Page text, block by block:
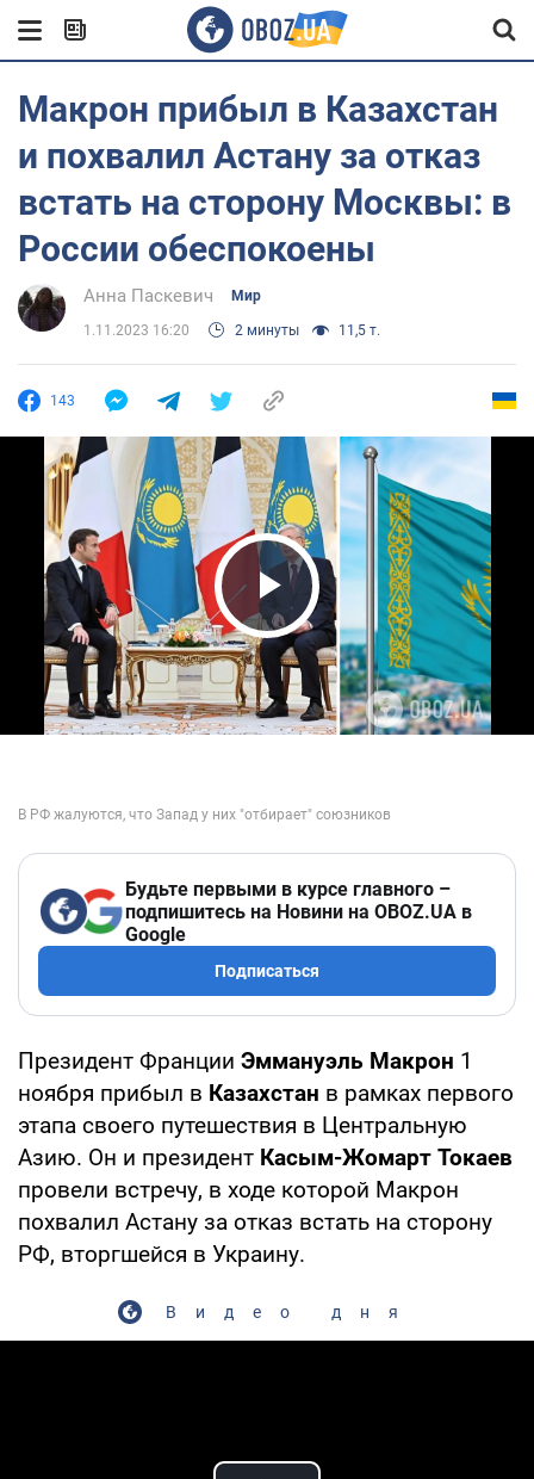
Макрон прибыл в Казахстан
и похвалил Астану за отказ
встать на сторону Москвы: в
России обеспокоены
Анна Паскевич Мир
1.11.2023 16:20 2 минуты 11,5 т.
143
Play Video
Будьте первыми в курсе главного –
подпишитесь на Новини на OBOZ.UA в
Google
Подписаться
Президент Франции Эммануэль Макрон 1
ноября прибыл в Казахстан в рамках первого
этапа своего путешествия в Центральную
Азию. Он и президент Касым-Жомарт Токаев
провели встречу, в ходе которой Макрон
похвалил Астану за отказ встать на сторону
РФ, вторгшейся в Украину.
Видео дня